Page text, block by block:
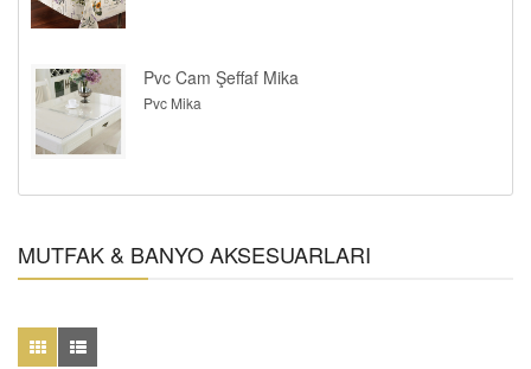
Pvc Cam Şeffaf Mika
Pvc Mika
MUTFAK & BANYO AKSESUARLARI